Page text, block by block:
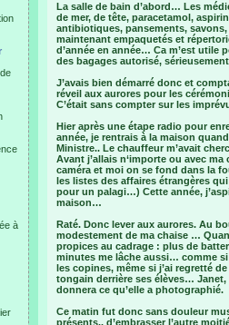
à
La salle de bain d’abord… Les
de mer, de tête, paracetamol,
antibiotiques, pansements,
maintenant empaquetés et
d’année en année… Ca m’est utile
des bagages autorisé,
J’avais bien démarré donc et
réveil aux aurores pour les
C’était sans compter sur les
Hier après une étape radio pour
année, je rentrais à la maison
Ministre.. Le chauffeur m’avait
Avant j’allais n‘importe ou avec
caméra et moi on se fond dans la
les listes des affaires étrangères
pour un palagi…) Cette année,
maison…
Raté. Donc lever aux aurores. Au
modestement de ma chaise …
propices au cadrage : plus de
minutes me lâche aussi… comme
les copines, même si j’ai regretté
tongain derrière ses élèves… Janet,
donnera ce qu’elle a photographié.
Ce matin fut donc sans douleur
présents.. d’embrasser l’autre